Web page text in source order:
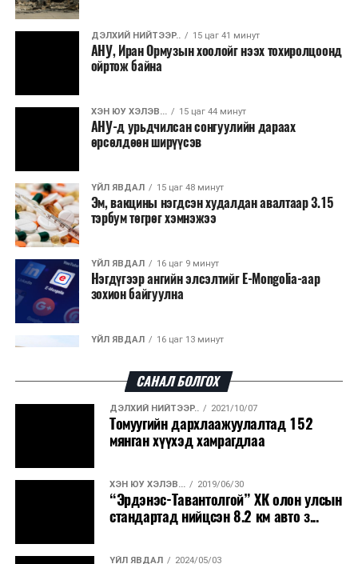
ДЭЛХИЙ НИЙТЭЭР.. 15 цаг 41 минут
АНУ, Иран Ормузын хоолойг нээх тохиролцоонд
ойртож байна
ХЭН ЮУ ХЭЛЭВ... 15 цаг 44 минут
АНУ-д урьдчилсан сонгуулийн дараах
өрсөлдөөн ширүүсэв
ҮЙЛ ЯВДАЛ 15 цаг 48 минут
Эм, вакцины нэгдсэн худалдан авалтаар 3.15
тэрбум төгрөг хэмнэжээ
ҮЙЛ ЯВДАЛ 16 цаг 9 минут
Нэгдүгээр ангийн элсэлтийг E-Mongolia-аар
зохион байгуулна
ҮЙЛ ЯВДАЛ 16 цаг 13 минут
талаас илүү хувь нь 13-аас...
ҮЙЛ ЯВДАЛ
Засгийн газар энэ оныг дуустал санхүүгийн
хэмнэлтийн горимд шилжинэ
ХЭН ЮУ ХЭЛЭВ... 16 цаг 46 минут
Шатахууны импортын гаалийн албан татварыг
2027 оны хоёрдугаар сарын ...
САНАЛ БОЛГОХ
ДЭЛХИЙ НИЙТЭЭР.. 2021/10/07
Томуугийн дархлаажуулалтад 152
мянган хүүхэд хамрагдлаа
ХЭН ЮУ ХЭЛЭВ... 2019/06/30
“Эрдэнэс-Тавантолгой” ХК олон улсын
стандартад нийцсэн 8.2 км авто з...
ҮЙЛ ЯВДАЛ 2024/05/03